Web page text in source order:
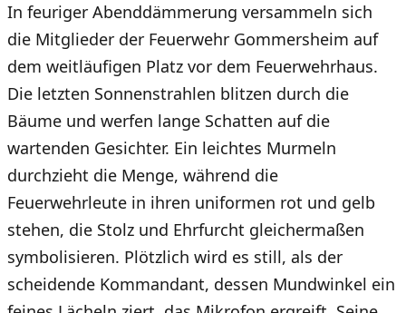
In feuriger Abenddämmerung versammeln sich
die Mitglieder der Feuerwehr Gom­mers­heim auf
dem weitläufigen Platz vor dem Feuerwehrhaus.
Die letzten Sonnenstrahlen blitzen durch die
Bäume und werfen lange Schatten auf die
wartenden Gesichter. Ein leichtes Murmeln
durchzieht die Menge, während die
Feuerwehrleute in ihren uniformen rot und gelb
stehen, die Stolz und Ehrfurcht gleichermaßen
symbolisieren. Plötzlich wird es still, als der
scheidende Kommandant, dessen Mundwinkel ein